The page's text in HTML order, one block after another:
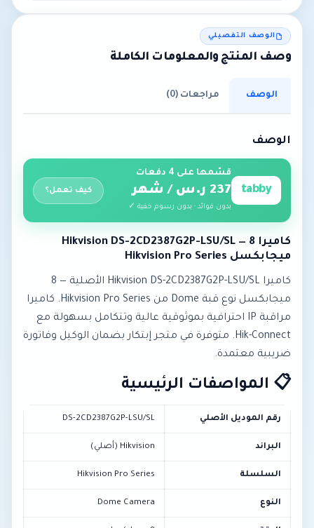
الوصف التفصيلي
وصف المنتج والمعلومات الكاملة
الوصف مراجعات (0)
الوصف
tabby
قسّمها على 4 دفعات
237 ر.س / شهر
بدون فوائد · بدون رسوم خفية ✓
كيف تعمل؟
كاميرا Hikvision DS-2CD2387G2P-LSU/SL — 8
ميجابكسل Hikvision Pro Series
كاميرا Hikvision DS-2CD2387G2P-LSU/SL الأصلية — 8
ميجابكسل نوع قبة Dome من Hikvision Pro Series. كاميرا
مراقبة IP احترافية بموثوقية عالية وتتكامل بسهولة مع
Hik-Connect. متوفرة في متجر إبتكار بضمان الوكيل وفاتورة
ضريبية معتمدة.
📋 المواصفات الرئيسية
رقم الموديل الأصلي DS-2CD2387G2P-LSU/SL
البراند Hikvision (أصلي)
السلسلة Hikvision Pro Series
النوع Dome Camera